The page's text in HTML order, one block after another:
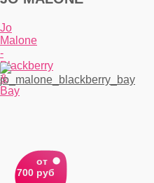
Jo
Malone
-
Blackberry
&
Bay
от
700 руб